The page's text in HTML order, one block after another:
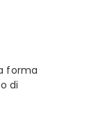
forma
di